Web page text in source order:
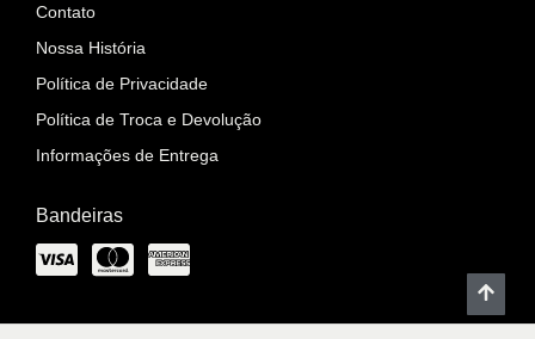
Contato
Nossa História
Política de Privacidade
Política de Troca e Devolução
Informações de Entrega
Bandeiras